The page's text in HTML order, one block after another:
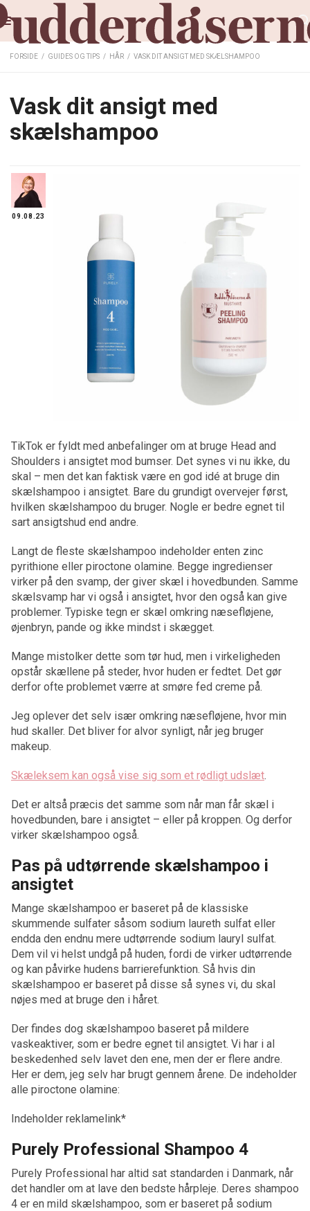
FORSIDE / GUIDES OG TIPS / HÅR / VASK DIT ANSIGT MED SKÆLSHAMPOO
Vask dit ansigt med
skælshampoo
09.08.23
TikTok er fyldt med anbefalinger om at bruge Head and
Shoulders i ansigtet mod bumser. Det synes vi nu ikke, du
skal – men det kan faktisk være en god idé at bruge din
skælshampoo i ansigtet. Bare du grundigt overvejer først,
hvilken skælshampoo du bruger. Nogle er bedre egnet til
sart ansigtshud end andre.
Langt de fleste skælshampoo indeholder enten zinc
pyrithione eller piroctone olamine. Begge ingredienser
virker på den svamp, der giver skæl i hovedbunden. Samme
skælsvamp har vi også i ansigtet, hvor den også kan give
problemer. Typiske tegn er skæl omkring næsefløjene,
øjenbryn, pande og ikke mindst i skægget.
Mange mistolker dette som tør hud, men i virkeligheden
opstår skællene på steder, hvor huden er fedtet. Det gør
derfor ofte problemet værre at smøre fed creme på.
Jeg oplever det selv især omkring næsefløjene, hvor min
hud skaller. Det bliver for alvor synligt, når jeg bruger
makeup.
Skæleksem kan også vise sig som et rødligt udslæt.
Det er altså præcis det samme som når man får skæl i
hovedbunden, bare i ansigtet – eller på kroppen. Og derfor
virker skælshampoo også.
Pas på udtørrende skælshampoo i
ansigtet
Mange skælshampoo er baseret på de klassiske
skummende sulfater såsom sodium laureth sulfat eller
endda den endnu mere udtørrende sodium lauryl sulfat.
Dem vil vi helst undgå på huden, fordi de virker udtørrende
og kan påvirke hudens barrierefunktion. Så hvis din
skælshampoo er baseret på disse så synes vi, du skal
nøjes med at bruge den i håret.
Der findes dog skælshampoo baseret på mildere
vaskeaktiver, som er bedre egnet til ansigtet. Vi har i al
beskedenhed selv lavet den ene, men der er flere andre.
Her er dem, jeg selv har brugt gennem årene. De indeholder
alle piroctone olamine:
Indeholder reklamelink*
Purely Professional Shampoo 4
Purely Professional har altid sat standarden i Danmark, når
det handler om at lave den bedste hårpleje. Deres shampoo
4 er en mild skælshampoo, som er baseret på sodium